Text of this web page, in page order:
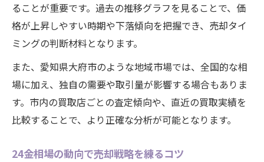
ることが重要です。過去の推移グラフを見ることで、価
格が上昇しやすい時期や下落傾向を把握でき、売却タイ
ミングの判断材料となります。
また、愛知県大府市のような地域市場では、全国的な相
場に加え、独自の需要や取引量が影響する場合もありま
す。市内の買取店ごとの査定傾向や、直近の買取実績を
比較することで、より正確な分析が可能となります。
24金相場の動向で売却戦略を練るコツ